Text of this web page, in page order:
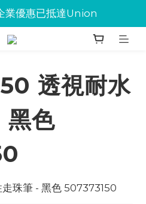
業優惠已抵達Union
業優惠已抵達Union
歡迎大量下單
透視耐水
黑色
珠筆 - 黑色 507373150